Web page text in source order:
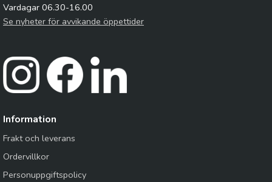
Vardagar 06.30-16.00
Se nyheter för avvikande öppettider
Information
Frakt och leverans
Ordervillkor
Personuppgiftspolicy